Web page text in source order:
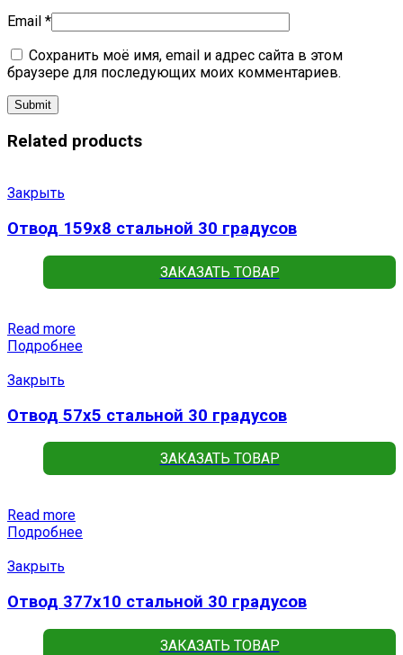
Email *
Сохранить моё имя, email и адрес сайта в этом
браузере для последующих моих комментариев.
Related products
Закрыть
Отвод 159х8 стальной 30 градусов
ЗАКАЗАТЬ ТОВАР
Read more
Подробнее
Закрыть
Отвод 57х5 стальной 30 градусов
ЗАКАЗАТЬ ТОВАР
Read more
Подробнее
Закрыть
Отвод 377х10 стальной 30 градусов
ЗАКАЗАТЬ ТОВАР